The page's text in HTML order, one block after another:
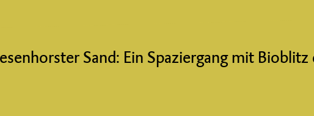
Sand: Ein Spaziergang mit